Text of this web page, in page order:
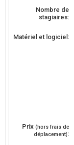
Nombre de
stagiaires:
Matériel et logiciel:
Prix (hors frais de
déplacement):